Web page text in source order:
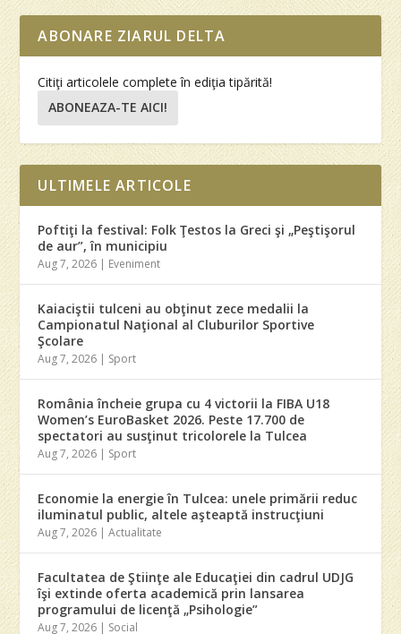
ABONARE ZIARUL DELTA
Citiţi articolele complete în ediţia tipărită!
ABONEAZA-TE AICI!
ULTIMELE ARTICOLE
Poftiţi la festival: Folk Ţestos la Greci şi „Peştişorul
de aur”, în municipiu
Aug 7, 2026 | Eveniment
Kaiaciştii tulceni au obţinut zece medalii la
Campionatul Naţional al Cluburilor Sportive
Şcolare
Aug 7, 2026 | Sport
România încheie grupa cu 4 victorii la FIBA U18
Women’s EuroBasket 2026. Peste 17.700 de
spectatori au susţinut tricolorele la Tulcea
Aug 7, 2026 | Sport
Economie la energie în Tulcea: unele primării reduc
iluminatul public, altele aşteaptă instrucţiuni
Aug 7, 2026 |Actualitate
Facultatea de Ştiinţe ale Educaţiei din cadrul UDJG
îşi extinde oferta academică prin lansarea
programului de licenţă „Psihologie”
Aug 7, 2026 | Social